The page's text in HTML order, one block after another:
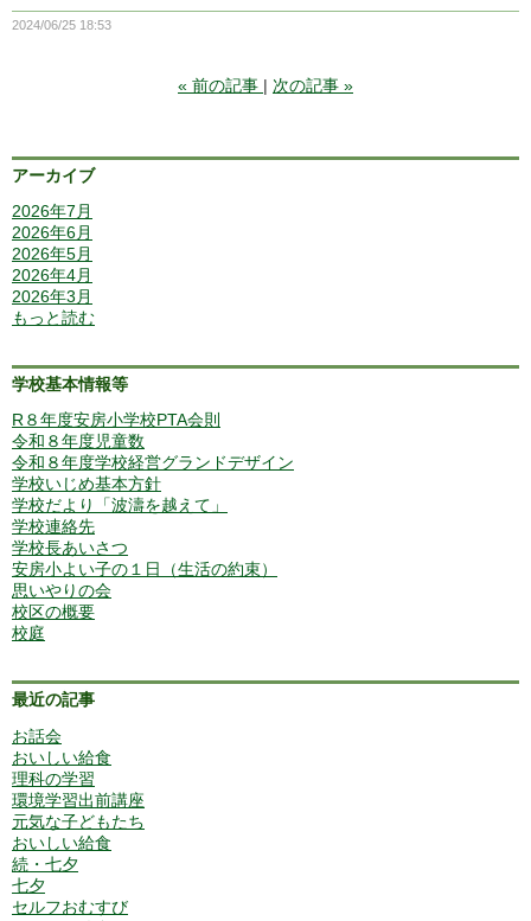
2024/06/25 18:53
« 前の記事 次の記事 »
アーカイブ
2026年7月
2026年6月
2026年5月
2026年4月
2026年3月
もっと読む
学校基本情報等
R８年度安房小学校PTA会則
令和８年度児童数
令和８年度学校経営グランドデザイン
学校いじめ基本方針
学校だより「波濤を越えて」
学校連絡先
学校長あいさつ
安房小よい子の１日（生活の約束）
思いやりの会
校区の概要
校庭
最近の記事
お話会
おいしい給食
理科の学習
環境学習出前講座
元気な子どもたち
おいしい給食
続・七夕
七夕
セルフおむすび